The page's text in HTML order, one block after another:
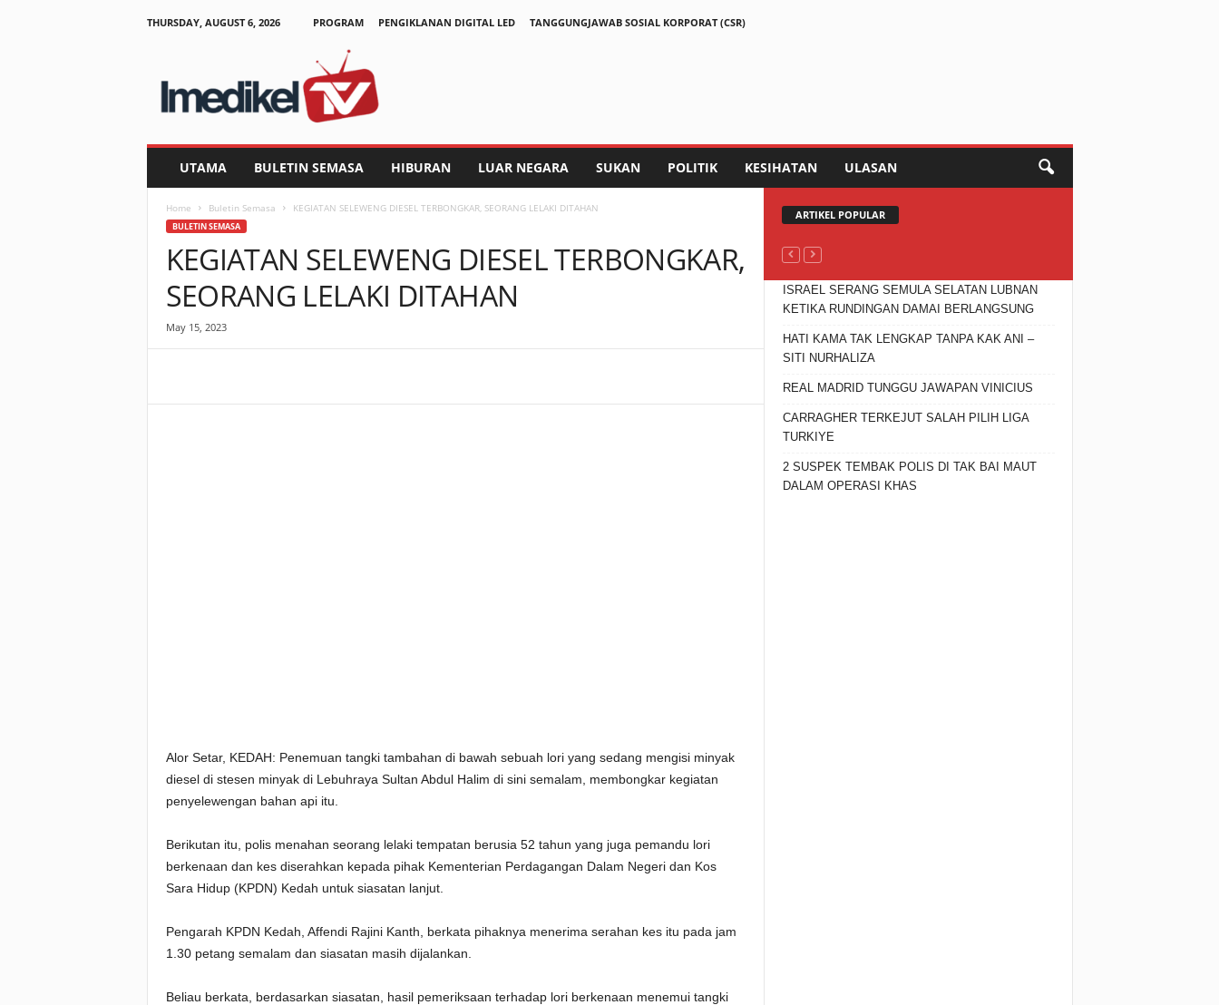
THURSDAY, AUGUST 6, 2026 PROGRAM PENGIKLANAN DIGITAL LED
TANGGUNGJAWAB SOSIAL KORPORAT (CSR)
UTAMA BULETIN SEMASA HIBURAN LUAR NEGARA SUKAN POLITIK KESIHATAN ULASAN
Home Buletin Semasa KEGIATAN SELEWENG DIESEL TERBONGKAR, SEORANG LELAKI DITAHAN
BULETIN SEMASA
KEGIATAN SELEWENG DIESEL TERBONGKAR,
SEORANG LELAKI DITAHAN
May 15, 2023
Alor Setar, KEDAH: Penemuan tangki tambahan di bawah sebuah lori yang sedang mengisi minyak
diesel di stesen minyak di Lebuhraya Sultan Abdul Halim di sini semalam, membongkar kegiatan
penyelewengan bahan api itu.
Berikutan itu, polis menahan seorang lelaki tempatan berusia 52 tahun yang juga pemandu lori
berkenaan dan kes diserahkan kepada pihak Kementerian Perdagangan Dalam Negeri dan Kos
Sara Hidup (KPDN) Kedah untuk siasatan lanjut.
Pengarah KPDN Kedah, Affendi Rajini Kanth, berkata pihaknya menerima serahan kes itu pada jam
1.30 petang semalam dan siasatan masih dijalankan.
Beliau berkata, berdasarkan siasatan, hasil pemeriksaan terhadap lori berkenaan menemui tangki
ARTIKEL POPULAR
ISRAEL SERANG SEMULA SELATAN LUBNAN
KETIKA RUNDINGAN DAMAI BERLANGSUNG
HATI KAMA TAK LENGKAP TANPA KAK ANI –
SITI NURHALIZA
REAL MADRID TUNGGU JAWAPAN VINICIUS
CARRAGHER TERKEJUT SALAH PILIH LIGA
TURKIYE
2 SUSPEK TEMBAK POLIS DI TAK BAI MAUT
DALAM OPERASI KHAS